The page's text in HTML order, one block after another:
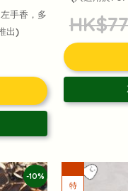
手香，多
出)
-10%